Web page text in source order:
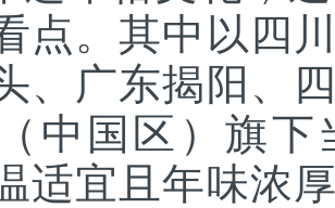
点。其中以四
、广东揭阳、
中国区）旗下
适宜且年味浓